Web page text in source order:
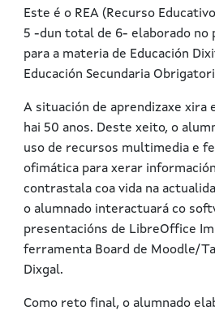
Este é o REA (Recurso
5 -dun total de 6- elaborado no
para a materia de Educación
Educación Secundaria
A situación de aprendizaxe xira
hai 50 anos. Deste xeito, o
uso de recursos multimedia e
ofimática para xerar
contrastala coa vida na
o alumnado interactuará co
presentacións de LibreOffice
ferramenta Board de Moodle/
Dixgal.
Como reto final, o alumnado